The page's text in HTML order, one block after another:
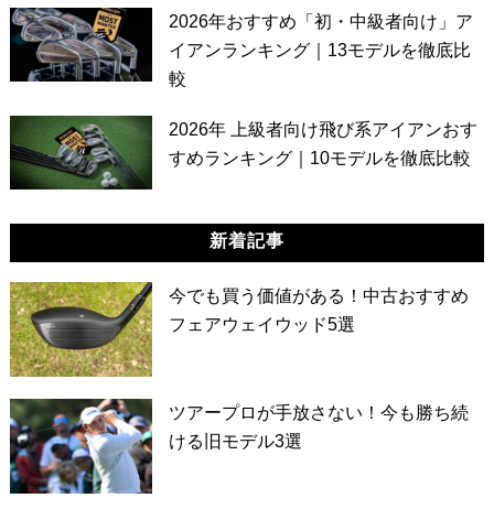
2026年おすすめ「初・中級者向け」ア
イアンランキング｜13モデルを徹底比
較
2026年 上級者向け飛び系アイアンおす
すめランキング｜10モデルを徹底比較
新着記事
今でも買う価値がある！中古おすすめ
フェアウェイウッド5選
ツアープロが手放さない！今も勝ち続
ける旧モデル3選